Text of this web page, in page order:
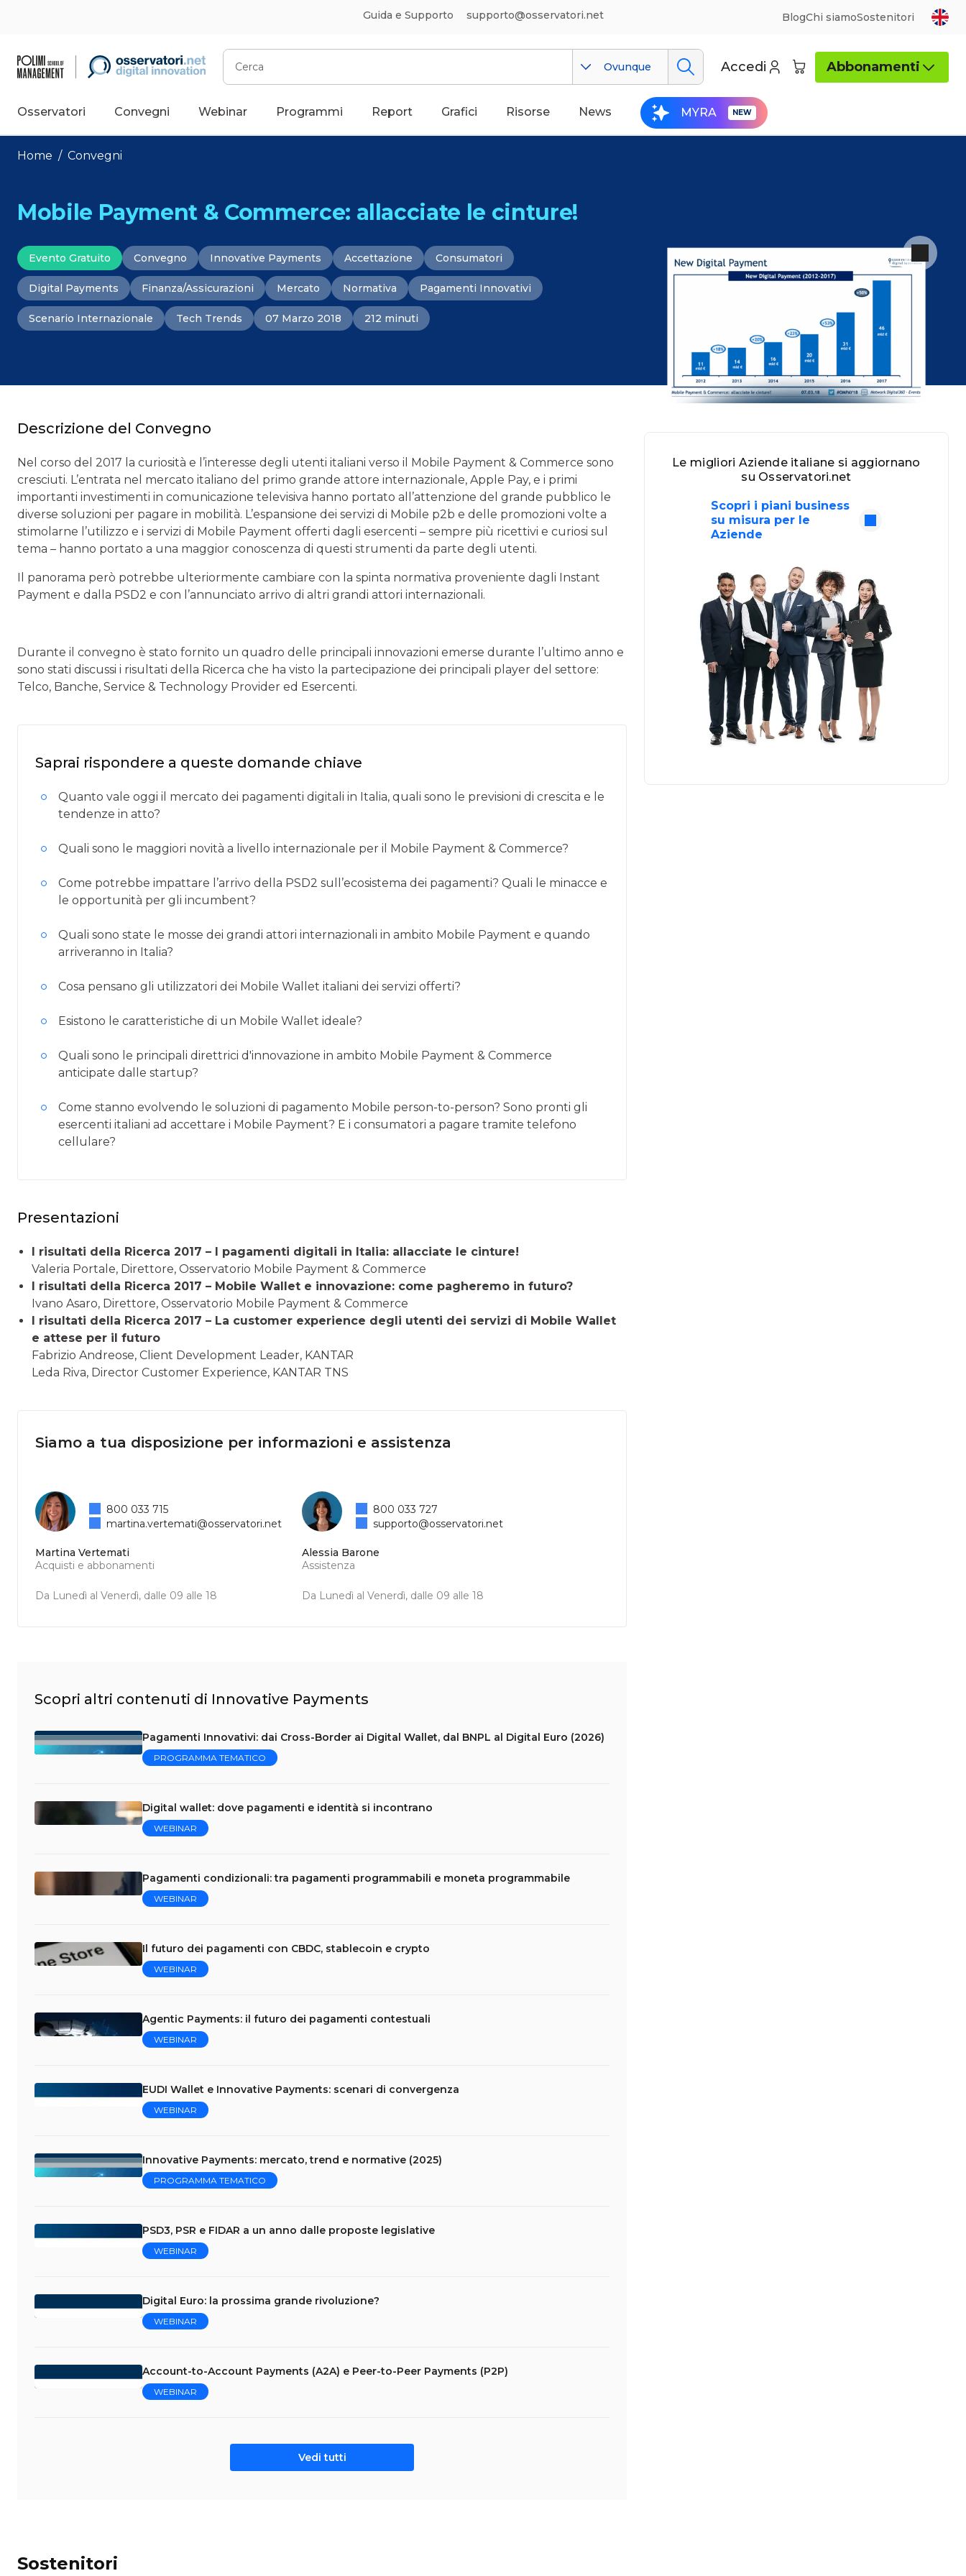
Guida e Supporto supporto@osservatori.net BlogChi siamoSostenitori
Cerca
Ovunque Accedi Abbonamenti
Osservatori Convegni Webinar Programmi Report Grafici Risorse News MYRA
Home / Convegni
Mobile Payment & Commerce: allacciate le cinture!
Evento Gratuito Convegno Innovative Payments Accettazione Consumatori
Digital Payments Finanza/Assicurazioni Mercato Normativa Pagamenti Innovativi
Scenario Internazionale Tech Trends 07 Marzo 2018 212 minuti
Descrizione del Convegno
Nel corso del 2017 la curiosità e l’interesse degli utenti italiani verso il Mobile Payment & Commerce sono
cresciuti. L’entrata nel mercato italiano del primo grande attore internazionale, Apple Pay, e i primi
importanti investimenti in comunicazione televisiva hanno portato all’attenzione del grande pubblico le
diverse soluzioni per pagare in mobilità. L’espansione dei servizi di Mobile p2b e delle promozioni volte a
stimolarne l’utilizzo e i servizi di Mobile Payment offerti dagli esercenti – sempre più ricettivi e curiosi sul
tema – hanno portato a una maggior conoscenza di questi strumenti da parte degli utenti.
Il panorama però potrebbe ulteriormente cambiare con la spinta normativa proveniente dagli Instant
Payment e dalla PSD2 e con l’annunciato arrivo di altri grandi attori internazionali.
Durante il convegno è stato fornito un quadro delle principali innovazioni emerse durante l’ultimo anno e
sono stati discussi i risultati della Ricerca che ha visto la partecipazione dei principali player del settore:
Telco, Banche, Service & Technology Provider ed Esercenti.
Saprai rispondere a queste domande chiave
Quanto vale oggi il mercato dei pagamenti digitali in Italia, quali sono le previsioni di crescita e le
tendenze in atto?
Quali sono le maggiori novità a livello internazionale per il Mobile Payment & Commerce?
Come potrebbe impattare l’arrivo della PSD2 sull’ecosistema dei pagamenti? Quali le minacce e
le opportunità per gli incumbent?
Quali sono state le mosse dei grandi attori internazionali in ambito Mobile Payment e quando
arriveranno in Italia?
Cosa pensano gli utilizzatori dei Mobile Wallet italiani dei servizi offerti?
Esistono le caratteristiche di un Mobile Wallet ideale?
Quali sono le principali direttrici d'innovazione in ambito Mobile Payment & Commerce
anticipate dalle startup?
Come stanno evolvendo le soluzioni di pagamento Mobile person-to-person? Sono pronti gli
esercenti italiani ad accettare i Mobile Payment? E i consumatori a pagare tramite telefono
cellulare?
Presentazioni
I risultati della Ricerca 2017 – I pagamenti digitali in Italia: allacciate le cinture!
Valeria Portale, Direttore, Osservatorio Mobile Payment & Commerce
I risultati della Ricerca 2017 – Mobile Wallet e innovazione: come pagheremo in futuro?
Ivano Asaro, Direttore, Osservatorio Mobile Payment & Commerce
I risultati della Ricerca 2017 – La customer experience degli utenti dei servizi di Mobile Wallet
e attese per il futuro
Fabrizio Andreose, Client Development Leader, KANTAR
Leda Riva, Director Customer Experience, KANTAR TNS
Siamo a tua disposizione per informazioni e assistenza
Martina Vertemati
Acquisti e abbonamenti
Da Lunedì al Venerdì, dalle 09 alle 18
800 033 715
martina.vertemati@osservatori.net
Alessia Barone
Assistenza
Da Lunedì al Venerdì, dalle 09 alle 18
800 033 727
supporto@osservatori.net
Scopri altri contenuti di Innovative Payments
Pagamenti Innovativi: dai Cross-Border ai Digital Wallet, dal BNPL al Digital Euro (2026)
PROGRAMMA TEMATICO
Digital wallet: dove pagamenti e identità si incontrano
WEBINAR
Pagamenti condizionali: tra pagamenti programmabili e moneta programmabile
WEBINAR
Il futuro dei pagamenti con CBDC, stablecoin e crypto
WEBINAR
Agentic Payments: il futuro dei pagamenti contestuali
WEBINAR
EUDI Wallet e Innovative Payments: scenari di convergenza
WEBINAR
Innovative Payments: mercato, trend e normative (2025)
PROGRAMMA TEMATICO
PSD3, PSR e FIDAR a un anno dalle proposte legislative
WEBINAR
Digital Euro: la prossima grande rivoluzione?
WEBINAR
Account-to-Account Payments (A2A) e Peer-to-Peer Payments (P2P)
WEBINAR
Vedi tutti
Le migliori Aziende italiane si aggiornano
su Osservatori.net
Scopri i piani business
su misura per le
Aziende
Sostenitori